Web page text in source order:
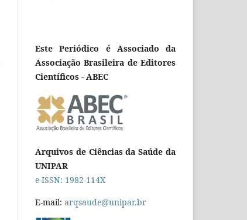
Este Periódico é Associado da
Associação Brasileira de Editores
Científicos - ABEC
Arquivos de Ciências da Saúde da
UNIPAR
e-ISSN: 1982-114X
E-mail: arqsaude@unipar.br